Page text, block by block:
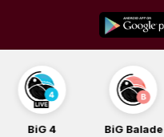
content
BiG 4 BiG Balade